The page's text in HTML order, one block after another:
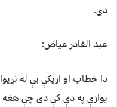
دی.
عبد القادر عياض:
دا خطاب او اړیکې یې له
یوازې په دې کې دی چې هغه